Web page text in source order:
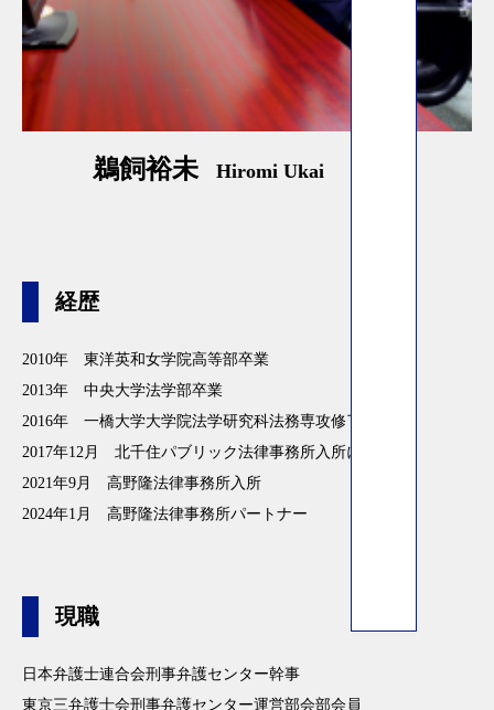
鵜飼裕未 Hiromi Ukai
経歴
2010年 東洋英和女学院高等部卒業
2013年 中央大学法学部卒業
2016年 一橋大学大学院法学研究科法務専攻修了
2017年12月 北千住パブリック法律事務所入所にて執務
2021年9月 高野隆法律事務所入所
2024年1月 高野隆法律事務所パートナー
現職
日本弁護士連合会刑事弁護センター幹事
東京三弁護士会刑事弁護センター運営部会部会員